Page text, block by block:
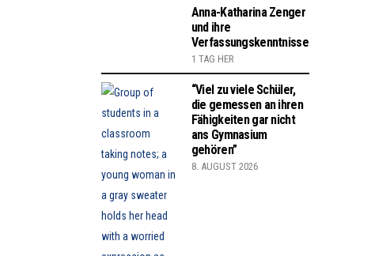
Anna-Katharina Zenger
und ihre
Verfassungskenntnisse
1 TAG HER
“Viel zu viele Schüler,
die gemessen an ihren
Fähigkeiten gar nicht
ans Gymnasium
gehören”
8. AUGUST 2026